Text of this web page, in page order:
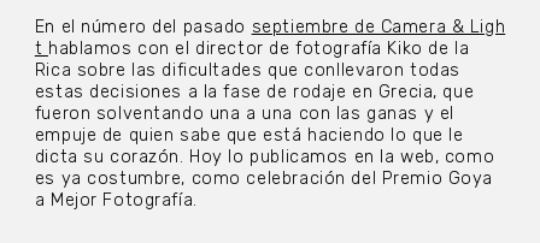
En el número del pasado septiembre de Camera & Ligh
t hablamos con el director de fotografía Kiko de la
Rica sobre las dificultades que conllevaron todas
estas decisiones a la fase de rodaje en Grecia, que
fueron solventando una a una con las ganas y el
empuje de quien sabe que está haciendo lo que le
dicta su corazón. Hoy lo publicamos en la web, como
es ya costumbre, como celebración del Premio Goya
a Mejor Fotografía.